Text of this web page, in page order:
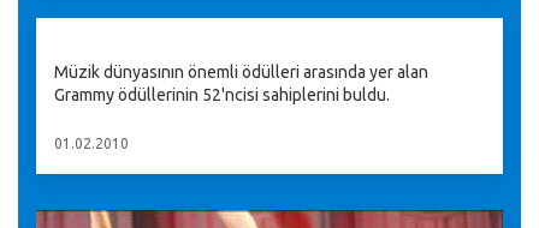
Müzik dünyasının önemli ödülleri arasında yer alan
Grammy ödüllerinin 52'ncisi sahiplerini buldu.
01.02.2010